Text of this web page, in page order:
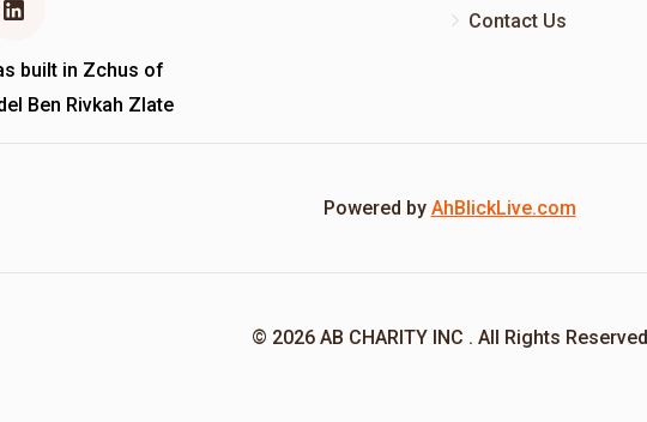
built in Zchus of
Ben Rivkah Zlate
Contact Us
Powered by AhBlickLive.com
© 2026 AB CHARITY INC . All Rights Reserved